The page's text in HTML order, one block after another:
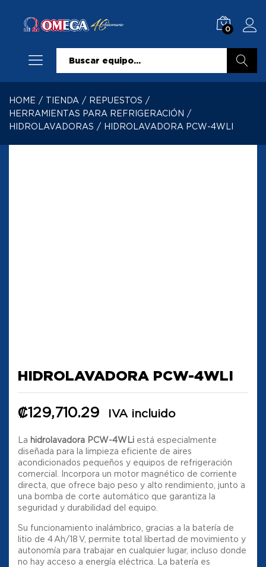
0
HOME / TIENDA / REPUESTOS /
HERRAMIENTAS PARA REFRIGERACIÓN /
HIDROLAVADORAS / HIDROLAVADORA PCW-4WLI
HIDROLAVADORA PCW-4WLI
₡129,710.29 IVA incluido
La hidrolavadora PCW-4WLi está especialmente
diseñada para la limpieza eficiente de aires
acondicionados pequeños y equipos de refrigeración
comercial. Incorpora un motor magnético de corriente
directa, que ofrece bajo peso y alto rendimiento, junto a
una bomba de corte automático que garantiza la
seguridad y durabilidad del equipo.
Su funcionamiento inalámbrico, gracias a la batería de
litio de 4 Ah/18 V, permite total libertad de movimiento y
autonomía para trabajar en cualquier lugar, incluso donde
no hay acceso a energía eléctrica. La batería es